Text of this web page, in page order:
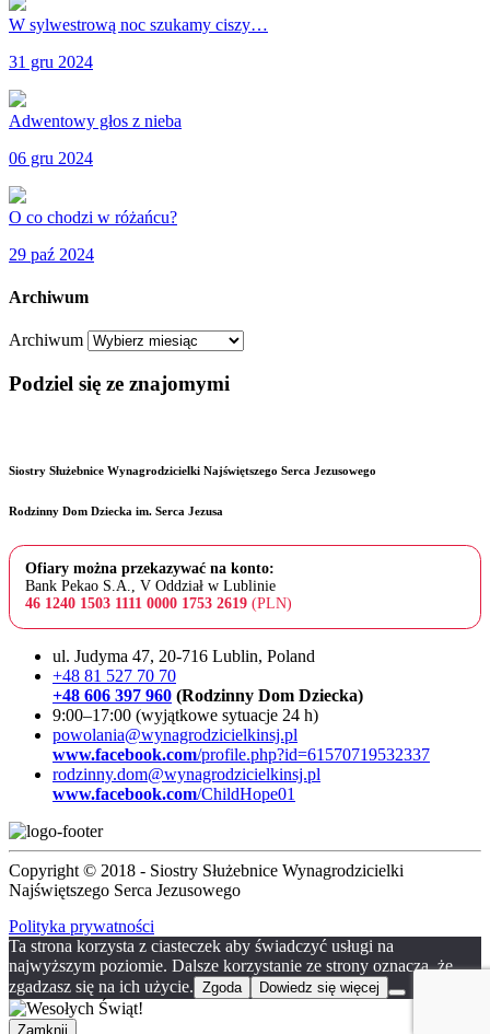
W sylwestrową noc szukamy ciszy…
31 gru 2024
Adwentowy głos z nieba
06 gru 2024
O co chodzi w różańcu?
29 paź 2024
Archiwum
Archiwum
Podziel się ze znajomymi
Siostry Służebnice Wynagrodzicielki Najświętszego Serca Jezusowego
Rodzinny Dom Dziecka im. Serca Jezusa
Ofiary można przekazywać na konto:
Bank Pekao S.A., V Oddział w Lublinie
46 1240 1503 1111 0000 1753 2619(PLN)
ul. Judyma 47, 20-716 Lublin, Poland
+48 81 527 70 70
+48 606 397 960 (Rodzinny Dom Dziecka)
9:00–17:00 (wyjątkowe sytuacje 24 h)
powolania@wynagrodzicielkinsj.pl
www.facebook.com/profile.php?id=61570719532337
rodzinny.dom@wynagrodzicielkinsj.pl
www.facebook.com/ChildHope01
Copyright © 2018 - Siostry Służebnice Wynagrodzicielki
Najświętszego Serca Jezusowego
Polityka prywatności
Ta strona korzysta z ciasteczek aby świadczyć usługi na
najwyższym poziomie. Dalsze korzystanie ze strony oznacza, że
zgadzasz się na ich użycie. Zgoda Dowiedz się więcej
Zamknij